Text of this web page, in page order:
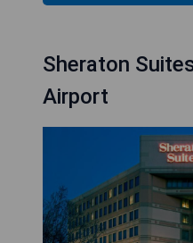
Sheraton
Airport